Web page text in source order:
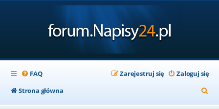
FAQ Zaloguj się
Zarejestruj się
Strona główna
z